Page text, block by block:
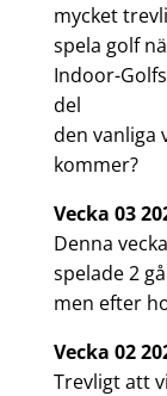
mycket
spela golf
Indoor-
del
den vanliga
kommer?
Vecka 03
Denna
spelade 2
men efter
Vecka 02
Trevligt att